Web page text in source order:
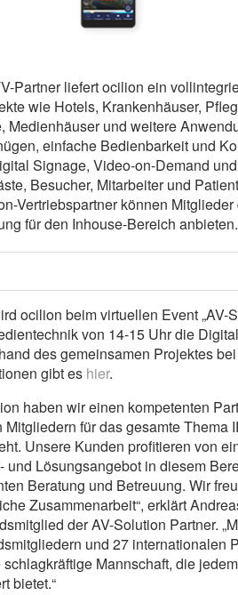
Partner liefert ocilion ein
wie Hotels, Krankenhäuser,
Medienhäuser und weitere
einfache Bedienbarkeit und
Signage, Video-on-Demand
Besucher, Mitarbeiter und
Vertriebspartner können
für den Inhouse-Bereich anbieten.
ocilion beim virtuellen Event „AV-
von 14-15 Uhr die
des gemeinsamen Projektes
gibt es hier.
haben wir einen kompetenten
Mitgliedern für das gesamte Thema
Unsere Kunden profitieren von
und Lösungsangebot in diesem
Beratung und Betreuung. Wir
Zusammenarbeit“, erklärt
der AV-Solution Partner.
und 27 internationalen
Mannschaft, die
bietet.“